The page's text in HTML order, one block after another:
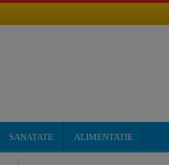
SANATATE ALIMENTATIE